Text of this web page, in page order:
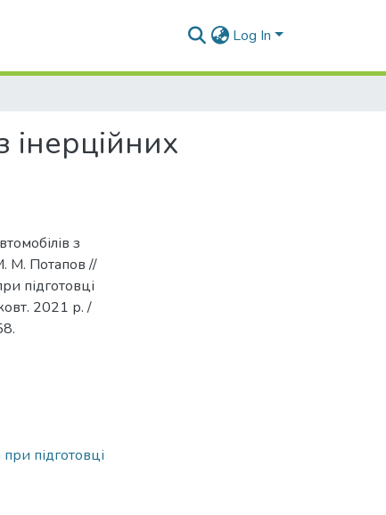
Log In
інерційних
з
М. Потапов //
підготовці
2021 р. /
при підготовці